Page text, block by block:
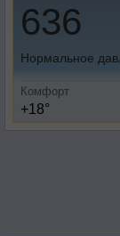
636
Нормальное
Комфорт
+18°